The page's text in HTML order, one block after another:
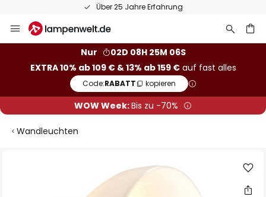
Über 25 Jahre Erfahrung
Inhalt
Nur
02D 08H 25M 05S
EXTRA 10% ab 109 € & 13% ab 159 €auf fast alles
Code:RABATT kopieren
WOW Week:Bis zu -70%
Wandleuchten